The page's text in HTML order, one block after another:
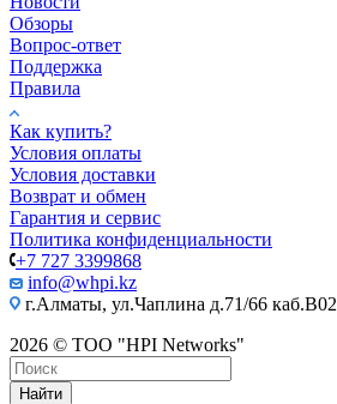
Обзоры
Вопрос-ответ
Поддержка
Правила
Как купить?
Условия оплаты
Условия доставки
Возврат и обмен
Гарантия и сервис
Политика конфиденциальности
+7 727 3399868
info@whpi.kz
г.Алматы, ул.Чаплина д.71/66 каб.B02
2026 © ТОО "HPI Networks"
Найти